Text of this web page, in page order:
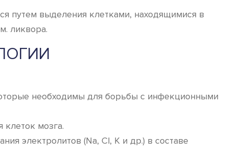
путем выделения клетками, находящимися в
ликвора.
необходимы для борьбы с инфекционными
клеток мозга.
электролитов (Na, Cl, K и др.) в составе